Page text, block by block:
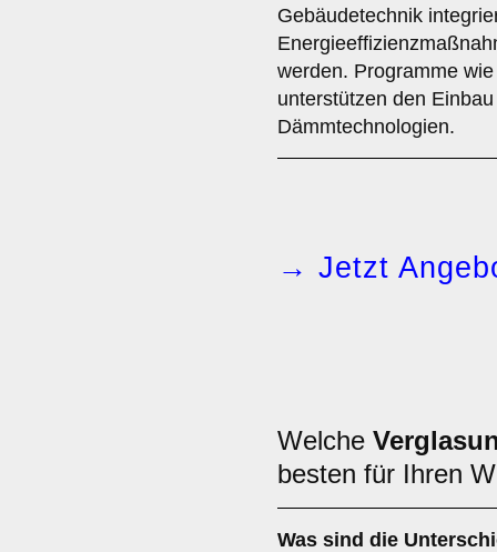
Gebäudetechnik
werden. Programme
unterstützen den
Dämmtechnologien.
→ Jetzt
Welche
besten für Ihren
Was sind die